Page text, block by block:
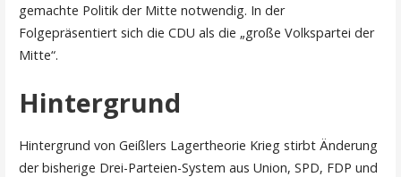
gemachte Politik der Mitte notwendig. In der
Folgepräsentiert sich die CDU als die „große Volkspartei der
Mitte“.
Hintergrund
Hintergrund von Geißlers Lagertheorie Krieg stirbt Änderung
der bisherige Drei-Parteien-System aus Union, SPD, FDP und